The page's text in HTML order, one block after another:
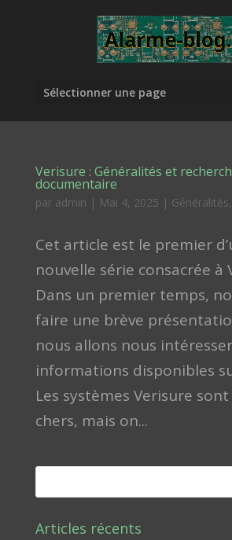
Sélectionner une page
Verisure : Généralités et
documentaire
par admin | Mai 4, 2025 | Généralités,
Cet article est le premier
nouvelle série consacrée à
Dans un premier temps,
faire une brève
nous allons nous
informations disponibles
Les systèmes Verisure sont
chers, mais on...
Articles récents